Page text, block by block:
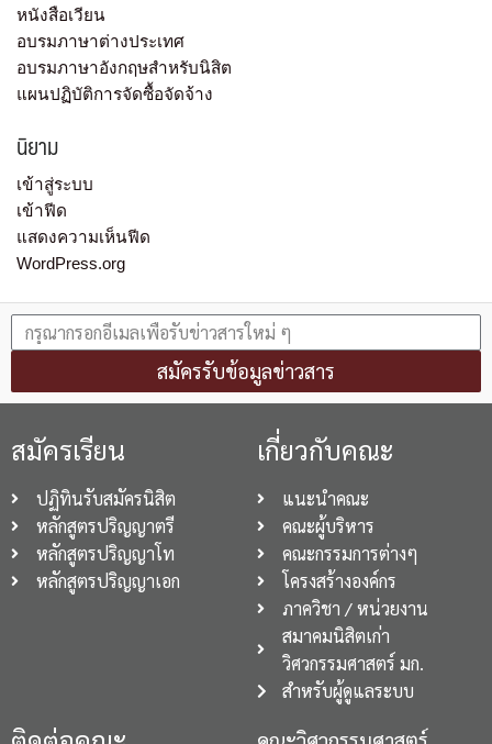
หนังสือเวียน
อบรมภาษาต่างประเทศ
อบรมภาษาอังกฤษสำหรับนิสิต
แผนปฏิบัติการจัดซื้อจัดจ้าง
นิยาม
เข้าสู่ระบบ
เข้าฟีด
แสดงความเห็นฟีด
WordPress.org
สมัครรับข้อมูลข่าวสาร
สมัครเรียน
ปฏิทินรับสมัครนิสิต
หลักสูตรปริญญาตรี
หลักสูตรปริญญาโท
หลักสูตรปริญญาเอก
เกี่ยวกับคณะ
แนะนำคณะ
คณะผู้บริหาร
คณะกรรมการต่างๆ
โครงสร้างองค์กร
ภาควิชา / หน่วยงาน
สมาคมนิสิตเก่า
วิศวกรรมศาสตร์ มก.
สำหรับผู้ดูแลระบบ